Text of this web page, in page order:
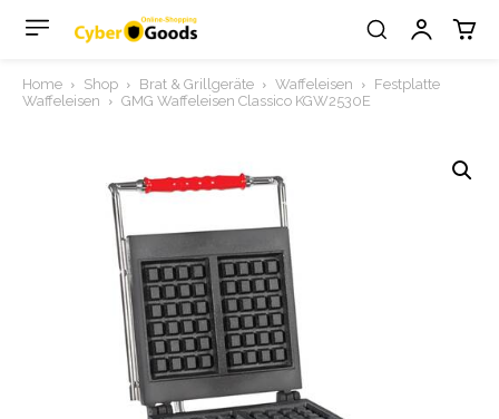
Home Shop Brat & Grillgeräte Waffeleisen
Festplatte
Waffeleisen
GMG Waffeleisen Classico KGW2530E